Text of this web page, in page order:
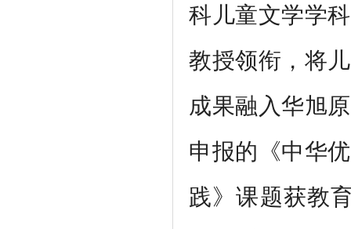
科儿童文学学
教授领衔，将
成果融入华旭
申报的《中华
践》课题获教